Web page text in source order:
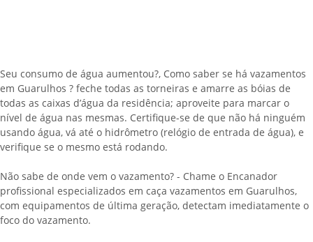
Seu consumo de água aumentou?, Como saber se há vazamentos
em Guarulhos ? feche todas as torneiras e amarre as bóias de
todas as caixas d’água da residência; aproveite para marcar o
nível de água nas mesmas. Certifique-se de que não há ninguém
usando água, vá até o hidrômetro (relógio de entrada de água), e
verifique se o mesmo está rodando.
Não sabe de onde vem o vazamento? - Chame o Encanador
profissional especializados em caça vazamentos em Guarulhos,
com equipamentos de última geração, detectam imediatamente o
foco do vazamento.